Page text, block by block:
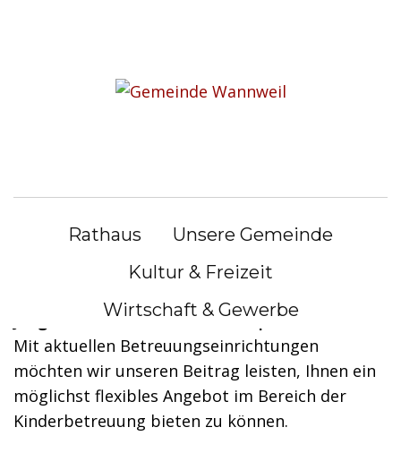
Rathaus
Unsere Gemeinde
Kultur & Freizeit
Wirtschaft & Gewerbe
viel zu bieten –
schulisch, sportlich, kulturell!
Junge Menschen verdienen Perspektiven
Mit aktuellen Betreuungseinrichtungen
möchten wir unseren Beitrag leisten, Ihnen ein
möglichst flexibles Angebot im Bereich der
Kinderbetreuung bieten zu können.